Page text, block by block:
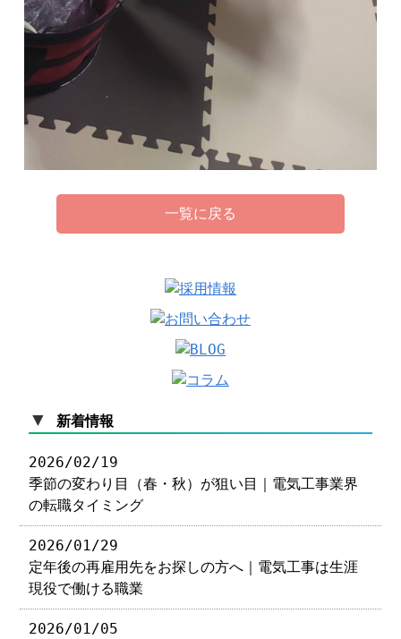
一覧に戻る
▼ 新着情報
2026/02/19
季節の変わり目（春・秋）が狙い目｜電気工事業界
の転職タイミング
2026/01/29
定年後の再雇用先をお探しの方へ｜電気工事は生涯
現役で働ける職業
2026/01/05